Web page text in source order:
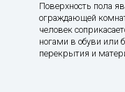
Поверхность пола
ограждающей
человек
ногами в обуви или
перекрытия и